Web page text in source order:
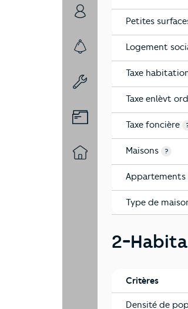
6-Politique
7-Sécurité
8-Chauffage
9-Diagnostic risques
10-Logement
Petites
Logement
Taxe
Taxe enlèvt
Taxe foncière
Maisons ?
Appartements
Type de
2-
Critères
Densité de